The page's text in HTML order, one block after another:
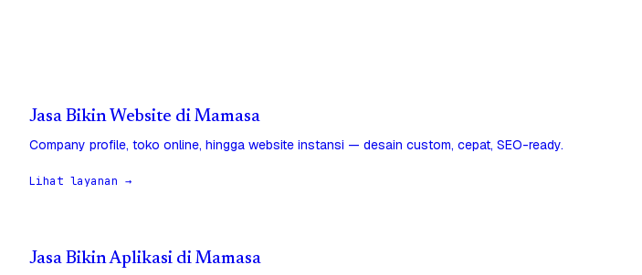
Jasa Bikin Website di Mamasa
Company profile, toko online, hingga website instansi — desain custom, cepat, SEO-ready.
Lihat layanan →
Jasa Bikin Aplikasi di Mamasa